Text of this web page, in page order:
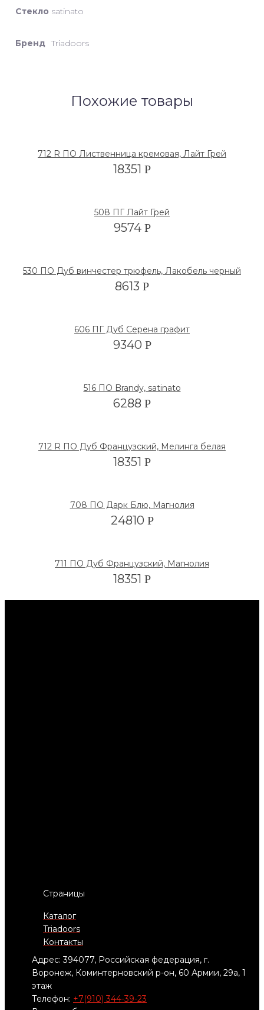
Стекло satinato
Бренд Triadoors
Похожие товары
712 R ПО Лиственница кремовая, Лайт Грей
18351 Р
508 ПГ Лайт Грей
9574 Р
530 ПО Дуб винчестер трюфель, Лакобель черный
8613 Р
606 ПГ Дуб Серена графит
9340 Р
516 ПО Brandy, satinato
6288 Р
712 R ПО Дуб Французский, Мелинга белая
18351 Р
708 ПО Дарк Блю, Магнолия
24810 Р
711 ПО Дуб Французский, Магнолия
18351 Р
Страницы
Каталог
Triadoors
Контакты
Адрес: 394077, Российская федерация, г.
Воронеж, Коминтерновский р-он, 60 Армии, 29а, 1
этаж
Телефон: +7(910) 344-39-23